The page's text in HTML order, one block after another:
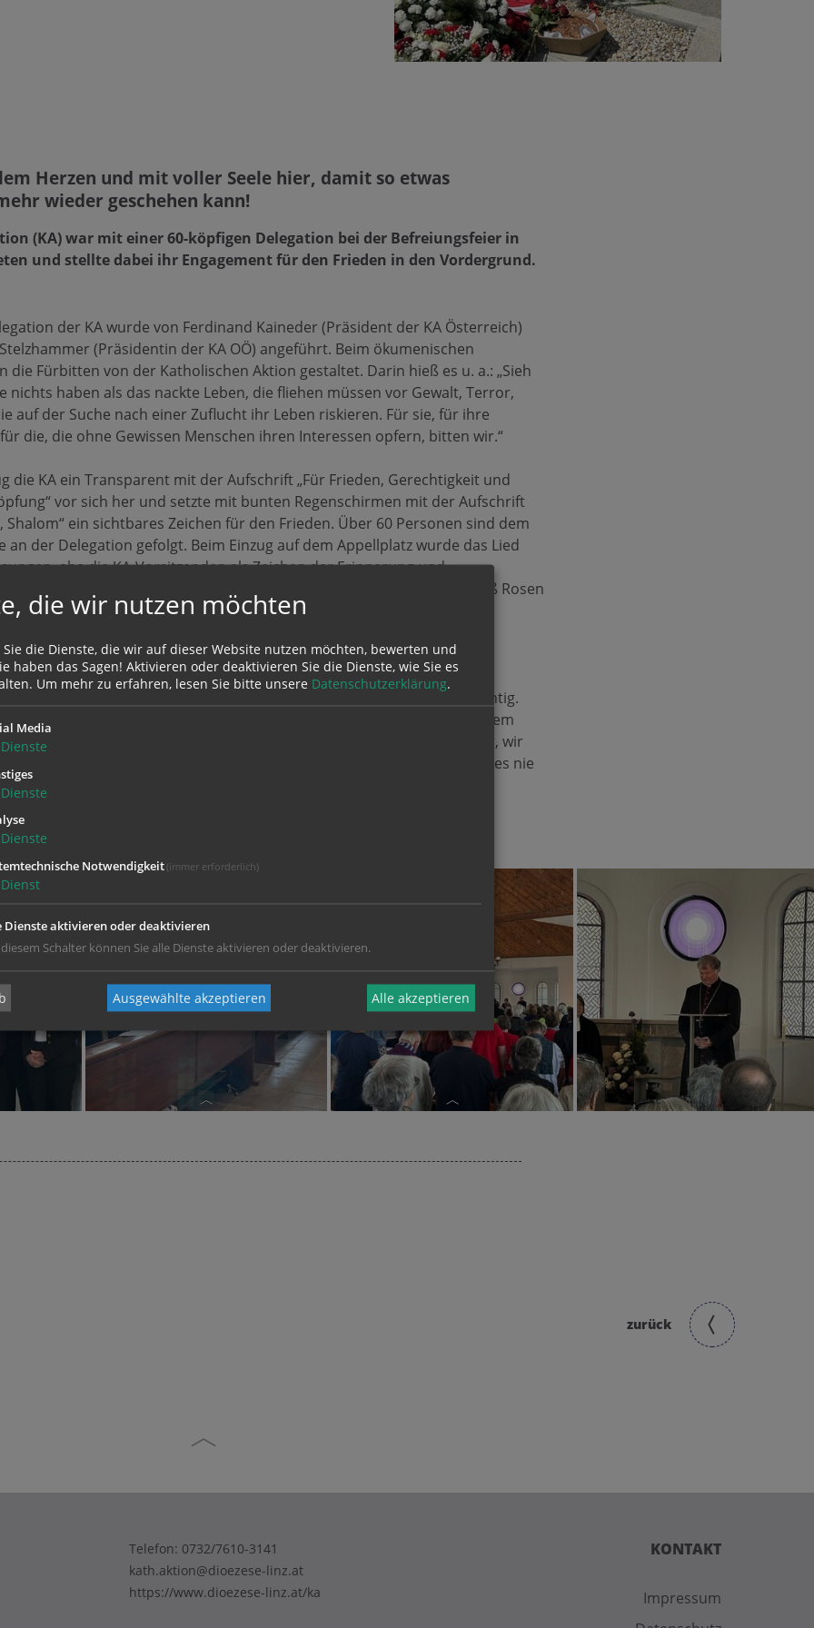
Herzen und mit voller Seele hier, damit so etwas
wieder geschehen kann!
(KA) war mit einer 60-köpfigen Delegation bei der Befreiungsfeier in
und stellte dabei ihr Engagement für den Frieden in den Vordergrund.
der KA wurde von Ferdinand Kaineder (Präsident der KA Österreich)
(Präsidentin der KA OÖ) angeführt. Beim ökumenischen
die Fürbitten von der Katholischen Aktion gestaltet. Darin hieß es u. a.: „Sieh
nichts haben als das nackte Leben, die fliehen müssen vor Gewalt, Terror,
auf der Suche nach einer Zuflucht ihr Leben riskieren. Für sie, für ihre
die, die ohne Gewissen Menschen ihren Interessen opfern, bitten wir.“
die KA ein Transparent mit der Aufschrift „Für Frieden, Gerechtigkeit und
vor sich her und setzte mit bunten Regenschirmen mit der Aufschrift
Shalom“ ein sichtbares Zeichen für den Frieden. Über 60 Personen sind dem
an der Delegation gefolgt. Beim Einzug auf dem Appellplatz wurde das Lied
ehe die KA-Vorsitzenden als Zeichen der Erinnerung und
des Nationalsozialismus am Kenotaph am Appellplatz einen Strauß Rosen
über ihre Motivation, die Befreiungsfeier in Mauthausen
diesen ist das Erinnern, das Gedenken, das Nie-Wieder besonders wichtig.
Zusammenhalt und Gemeinschaft fördern sind ganz wichtig und an einem
wir, wie zerbrechlich eine Gesellschaft sein kann. Wir ehren die Opfer, wir
mit vollem Herzen und mit voller Seele hier, damit so etwas Grausames nie
kann.“
Erste Reihe von links: Regina
zurück
KONTAKT
Impressum
Telefon: 0732/7610-3141
kath.aktion@dioezese-linz.at
https://www.dioezese-linz.at/ka
die wir nutzen möchten
Sie die Dienste, die wir auf dieser Website nutzen möchten, bewerten und
haben das Sagen! Aktivieren oder deaktivieren Sie die Dienste, wie Sie es
Um mehr zu erfahren, lesen Sie bitte unsere Datenschutzerklärung.
Media
Dienste
Dienste
Dienste
Notwendigkeit (immer erforderlich)
Dienst
Dienste aktivieren oder deaktivieren
Schalter können Sie alle Dienste aktivieren oder deaktivieren.
Ausgewählte akzeptieren Alle akzeptieren